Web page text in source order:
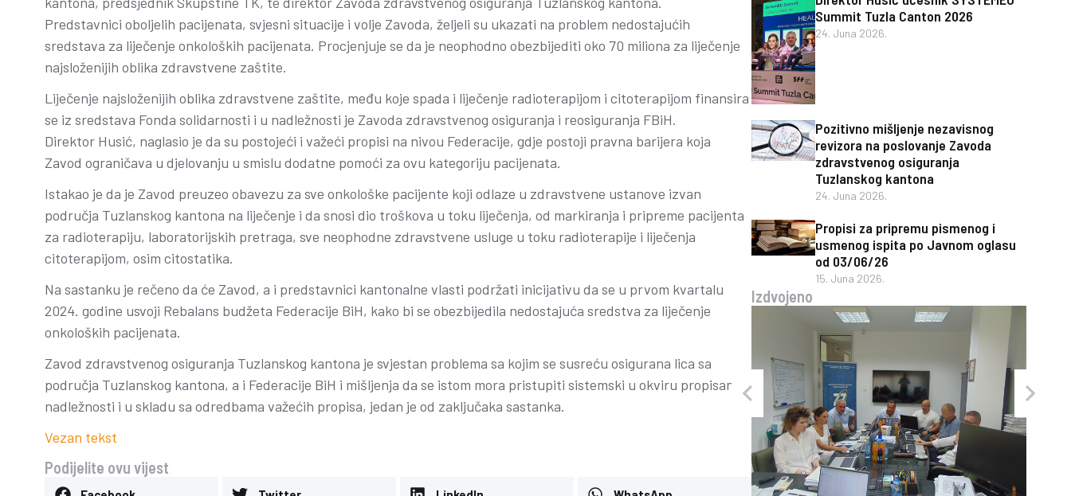
Predstavnici oboljelih pacijenata, svjesni situacije i volje Zavoda, željeli su ukazati na problem nedostajućih
sredstava za liječenje onkoloških pacijenata. Procjenjuje se da je neophodno obezbijediti oko 70 miliona za liječenje
najsloženijih oblika zdravstvene zaštite.
Liječenje najsloženijih oblika zdravstvene zaštite, među koje spada i liječenje radioterapijom i citoterapijom finansira
se iz sredstava Fonda solidarnosti i u nadležnosti je Zavoda zdravstvenog osiguranja i reosiguranja FBiH.
Direktor Husić, naglasio je da su postojeći i važeći propisi na nivou Federacije, gdje postoji pravna barijera koja
Zavod ograničava u djelovanju u smislu dodatne pomoći za ovu kategoriju pacijenata.
Istakao je da je Zavod preuzeo obavezu za sve onkološke pacijente koji odlaze u zdravstvene ustanove izvan
područja Tuzlanskog kantona na liječenje i da snosi dio troškova u toku liječenja, od markiranja i pripreme pacijenta
za radioterapiju, laboratorijskih pretraga, sve neophodne zdravstvene usluge u toku radioterapije i liječenja
citoterapijom, osim citostatika.
Na sastanku je rečeno da će Zavod, a i predstavnici kantonalne vlasti podržati inicijativu da se u prvom kvartalu
2024. godine usvoji Rebalans budžeta Federacije BiH, kako bi se obezbijedila nedostajuća sredstva za liječenje
onkoloških pacijenata.
Zavod zdravstvenog osiguranja Tuzlanskog kantona je svjestan problema sa kojim se susreću osigurana lica sa
područja Tuzlanskog kantona, a i Federacije BiH i mišljenja da se istom mora pristupiti sistemski u okviru propisanih
nadležnosti i u skladu sa odredbama važećih propisa, jedan je od zaključaka sastanka.
Vezan tekst
Podijelite ovu vijest
Summit Tuzla Canton 2026
24. Juna 2026.
Pozitivno mišljenje nezavisnog
revizora na poslovanje Zavoda
zdravstvenog osiguranja
Tuzlanskog kantona
24. Juna 2026.
Propisi za pripremu pismenog i
usmenog ispita po Javnom oglasu
od 03/06/26
15. Juna 2026.
Izdvojeno